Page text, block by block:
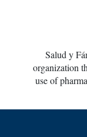
Salud y
organization
use of